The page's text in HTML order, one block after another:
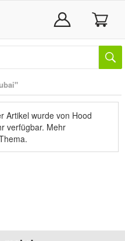
Artikel wurde von Hood
verfügbar. Mehr